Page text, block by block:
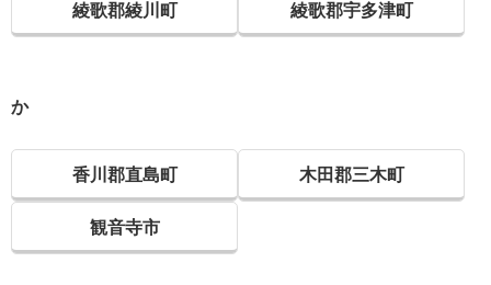
綾歌郡綾川町 綾歌郡宇多津町
か
香川郡直島町 木田郡三木町
観音寺市